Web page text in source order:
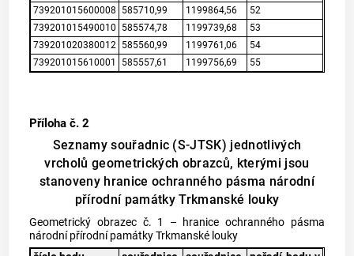
739201015600008
585710,99 1199864,56
52
739201015490010
585574,78 1199739,68
53
739201020380012 585560,99 1199761,06
54
739201015610001
585557,61 1199756,69 55
Příloha č. 2
Seznamy souřadnic (S-JTSK) jednotlivých
vrcholů geometrických obrazců, kterými jsou
stanoveny hranice ochranného pásma národní
přírodní památky Trkmanské louky
Geometrický obrazec č. 1 – hranice ochranného pásma
národní přírodní památky Trkmanské louky